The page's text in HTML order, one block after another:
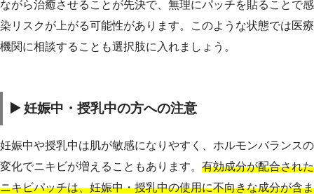
ながら治癒させることが先決で、無理にパッチを貼ることで感
染リスクが上がる可能性があります。このような状態では医療
機関に相談することも選択肢に入れましょう。
▶️ 妊娠中・授乳中の方への注意
妊娠中や授乳中は肌が敏感になりやすく、ホルモンバランスの
変化でニキビが増えることもあります。 有効成分が配合された
ニキビパッチは、妊娠中・授乳中の使用に不向きな成分が含ま